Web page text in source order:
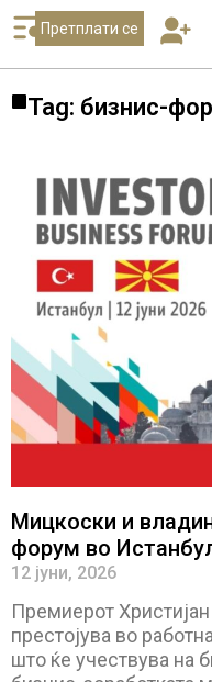
Претплати се
Tag: бизнис-
Мицкоски и
форум во
12 јуни, 2026
Премиерот
престојува во
што ќе учествува на